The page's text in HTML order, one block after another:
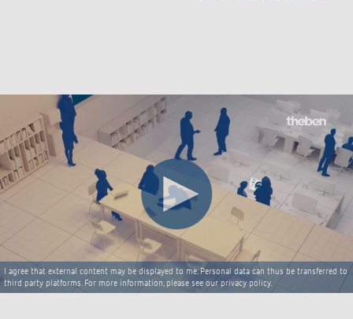
I agree that external content may be displayed to me. Personal data can thus be transferred to
third party platforms. For more information, please see our privacy policy.